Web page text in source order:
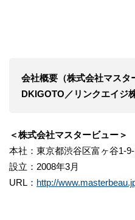
会社概要（株式会社マスタ
DKIGOTO／リンクエイジ
＜株式会社マスタービュー＞
本社：東京都渋谷区富ヶ谷1-
設立：2008年3月
URL： http://